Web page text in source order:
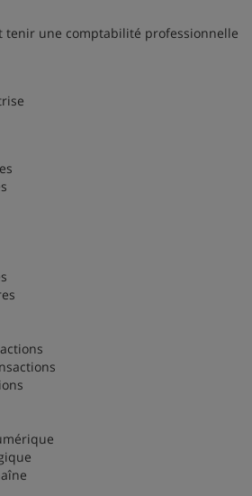
tenir une comptabilité professionnelle